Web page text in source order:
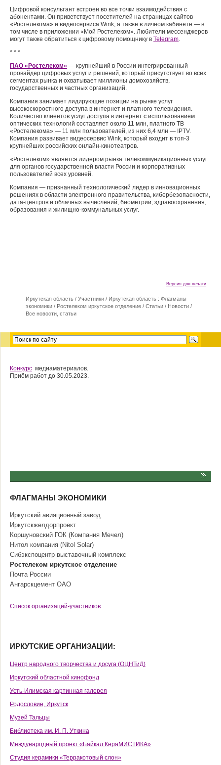
Цифровой консультант встроен во все точки взаимодействия с
абонентами. Он приветствует посетителей на страницах сайтов
«Ростелекома» и видеосервиса Wink, а также в личном кабинете — в
том числе в приложении «Мой Ростелеком». Любители мессенджеров
могут также обратиться к цифровому помощнику в Telegram.
* * *
ПАО «Ростелеком» — крупнейший в России интегрированный
провайдер цифровых услуг и решений, который присутствует во всех
сегментах рынка и охватывает миллионы домохозяйств,
государственных и частных организаций.
Компания занимает лидирующие позиции на рынке услуг
высокоскоростного доступа в интернет и платного телевидения.
Количество клиентов услуг доступа в интернет с использованием
оптических технологий составляет около 11 млн, платного ТВ
«Ростелекома» — 11 млн пользователей, из них 6,4 млн — IPTV.
Компания развивает видеосервис Wink, который входит в топ-3
крупнейших российских онлайн-кинотеатров.
«Ростелеком» является лидером рынка телекоммуникационных услуг
для органов государственной власти России и корпоративных
пользователей всех уровней.
Компания — признанный технологический лидер в инновационных
решениях в области электронного правительства, кибербезопасности,
дата-центров и облачных вычислений, биометрии, здравоохранения,
образования и жилищно-коммунальных услуг.
Версия для печати
Иркутская область / Участники / Иркутская область : Флагманы
экономики / Ростелеком иркутское отделение / Статьи / Новости /
Все новости, статьи
Конкурс медиаматериалов.
Приём работ до 30.05.2023.
ФЛАГМАНЫ ЭКОНОМИКИ
Иркутский авиационный завод
Иркутскжелдорпроект
Коршуновский ГОК (Компания Мечел)
Нитол компания (Nitol Solar)
Сибэкспоцентр выставочный комплекс
Ростелеком иркутское отделение
Почта России
Ангарскцемент ОАО
Cписок организаций-участников ...
ИРКУТСКИЕ ОРГАНИЗАЦИИ:
Центр народного творчества и досуга (ОЦНТиД)
Иркутский областной кинофонд
Усть-Илимская картинная галерея
Родословие, Иркутск
Музей Тальцы
Библиотека им. И. П. Уткина
Международный проект «Байкал КераМИСТИКА»
Студия керамики «Терракотовый слон»